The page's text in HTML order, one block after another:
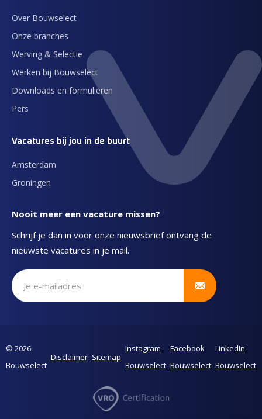
Over Bouwselect
Onze branches
Werving & Selectie
Werken bij Bouwselect
Downloads en formulieren
Pers
Vacatures bij jou in de buurt
Amsterdam
Groningen
Nooit meer een vacature missen?
Schrijf je dan in voor onze nieuwsbrief ontvang de
nieuwste vacatures in je mail.
Schrijf je in voor onze nieuwsbrief
© 2026
Bouwselect
Disclaimer Sitemap
Instagram
Bouwselect
Facebook
Bouwselect
LinkedIn
Bouwselect